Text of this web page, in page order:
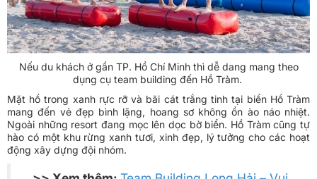
Nếu du khách ở gần TP. Hồ Chí Minh thì dễ dang mang theo
dụng cụ team building đến Hồ Tràm.
Mặt hồ trong xanh rực rỡ và bãi cát trắng tinh tại biển Hồ Tràm
mang đến vẻ đẹp bình lặng, hoang sơ không ồn ào náo nhiệt.
Ngoài những resort đang mọc lên dọc bờ biển. Hồ Tràm cũng tự
hào có một khu rừng xanh tươi, xinh đẹp, lý tưởng cho các hoạt
động xây dựng đội nhóm.